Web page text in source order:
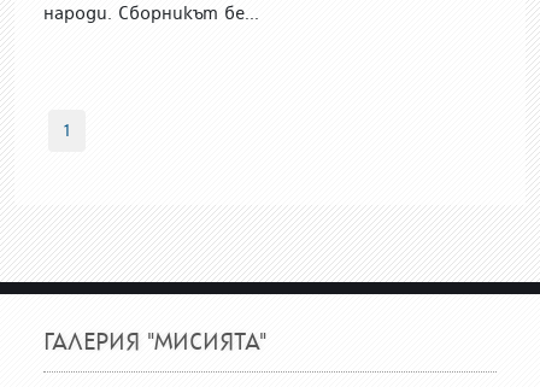
народи. Сборникът бе...
1
ГАЛЕРИЯ "МИСИЯТА"